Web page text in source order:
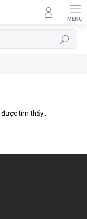
Tìm
kiếm
được tìm thấy...